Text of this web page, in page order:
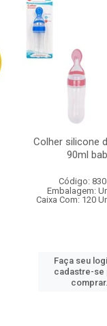
Colher silicone
90ml
Código:
Embalagem:
Caixa Com: 120
Faça seu
cadastre-se
comprar.